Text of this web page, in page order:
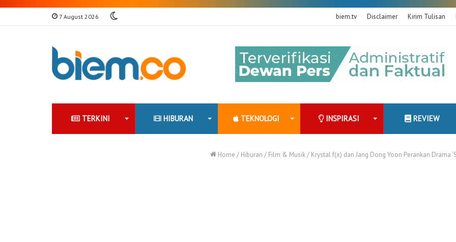
7 August 2026 biem.tv Disclaimer Kirim Tulisan
TERKINI HIBURAN TEKNOLOGI INSPIRASI REVIEW
Home / Hiburan / Film & Musik / Krystal f(x) dan Jang Dong Yoon Perankan Drama